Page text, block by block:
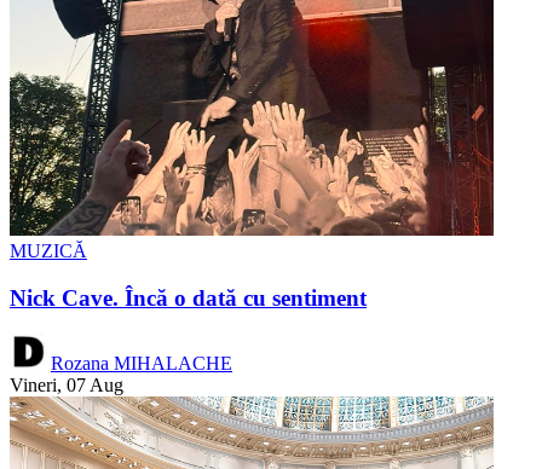
MUZICĂ
Nick Cave. Încă o dată cu sentiment
Rozana MIHALACHE
Vineri, 07 Aug